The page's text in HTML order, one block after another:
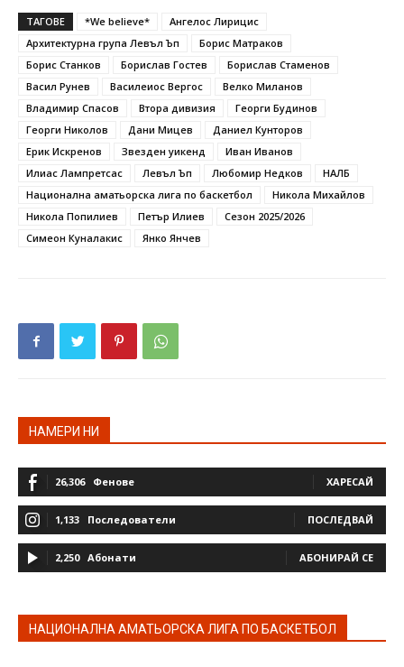
ТАГОВЕ *We believe*
Ангелос Лирицис
Архитектурна група Левъл Ъп
Борис Матраков
Борис Станков
Борислав Гостев
Борислав Стаменов
Васил Рунев
Василеиос Вергос
Велко Миланов
Владимир Спасов
Втора дивизия
Георги Будинов
Георги Николов
Дани Мицев
Даниел Кунторов
Ерик Искренов
Звезден уикенд
Иван Иванов
Илиас Лампретсас
Левъл Ъп Любомир Недков
НАЛБ
Национална аматьорска лига по баскетбол
Никола Михайлов
Никола Попилиев
Петър Илиев
Сезон 2025/2026
Симеон Куналакис
Янко Янчев
НАМЕРИ НИ
26,306 Фенове ХАРЕСАЙ
1,133 Последователи ПОСЛЕДВАЙ
2,250 Абонати АБОНИРАЙ СЕ
НАЦИОНАЛНА АМАТЬОРСКА ЛИГА ПО БАСКЕТБОЛ